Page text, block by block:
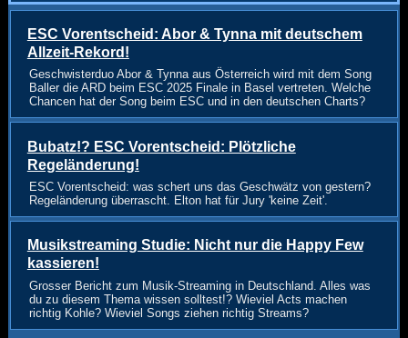
ESC Vorentscheid: Abor & Tynna mit deutschem
Allzeit-Rekord!
Geschwisterduo Abor & Tynna aus Österreich wird mit dem Song
Baller die ARD beim ESC 2025 Finale in Basel vertreten. Welche
Chancen hat der Song beim ESC und in den deutschen Charts?
Bubatz!? ESC Vorentscheid: Plötzliche
Regeländerung!
ESC Vorentscheid: was schert uns das Geschwätz von gestern?
Regeländerung überrascht. Elton hat für Jury 'keine Zeit'.
Musikstreaming Studie: Nicht nur die Happy Few
kassieren!
Grosser Bericht zum Musik-Streaming in Deutschland. Alles was
du zu diesem Thema wissen solltest!? Wieviel Acts machen
richtig Kohle? Wieviel Songs ziehen richtig Streams?